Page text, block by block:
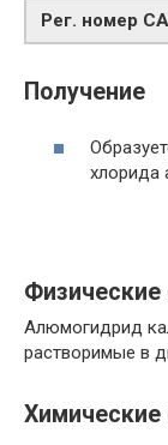
Рег. номер
Получение
хлорида
Физические
Алюмогидрид
растворимые в
Химические